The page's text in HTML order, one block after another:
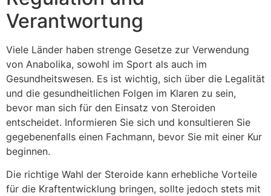
Verantwortung
Viele Länder haben strenge Gesetze zur Verwendung
von Anabolika, sowohl im Sport als auch im
Gesundheitswesen. Es ist wichtig, sich über die Legalität
und die gesundheitlichen Folgen im Klaren zu sein,
bevor man sich für den Einsatz von Steroiden
entscheidet. Informieren Sie sich und konsultieren Sie
gegebenenfalls einen Fachmann, bevor Sie mit einer Kur
beginnen.
Die richtige Wahl der Steroide kann erhebliche Vorteile
für die Kraftentwicklung bringen, sollte jedoch stets mit